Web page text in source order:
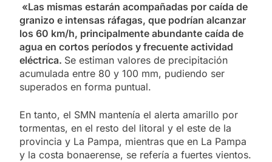
«Las mismas estarán acompañadas por caída de
granizo e intensas ráfagas, que podrían alcanzar
los 60 km/h, principalmente abundante caída de
agua en cortos períodos y frecuente actividad
eléctrica. Se estiman valores de precipitación
acumulada entre 80 y 100 mm, pudiendo ser
superados en forma puntual.
En tanto, el SMN mantenía el alerta amarillo por
tormentas, en el resto del litoral y el este de la
provincia y La Pampa, mientras que en La Pampa
y la costa bonaerense, se refería a fuertes vientos.